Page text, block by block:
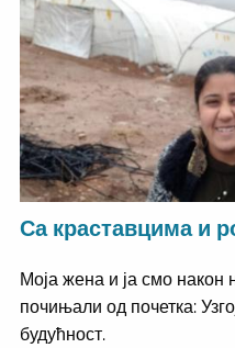
Са краставцима и
Моја жена и ја смо након
почињали од почетка:
будућност.